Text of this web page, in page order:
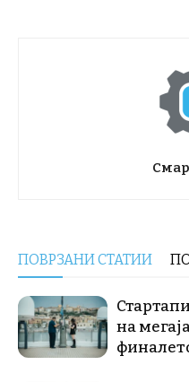
ПОВРЗАНИ СТАТИИ
на